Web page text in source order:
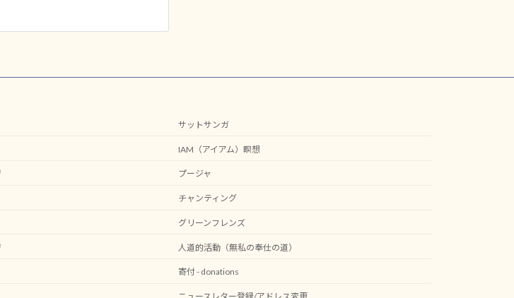
サットサンガ
IAM（アイアム）瞑想
プージャ
チャンティング
グリーンフレンズ
人道的活動（無私の奉仕の道）
寄付 - donations